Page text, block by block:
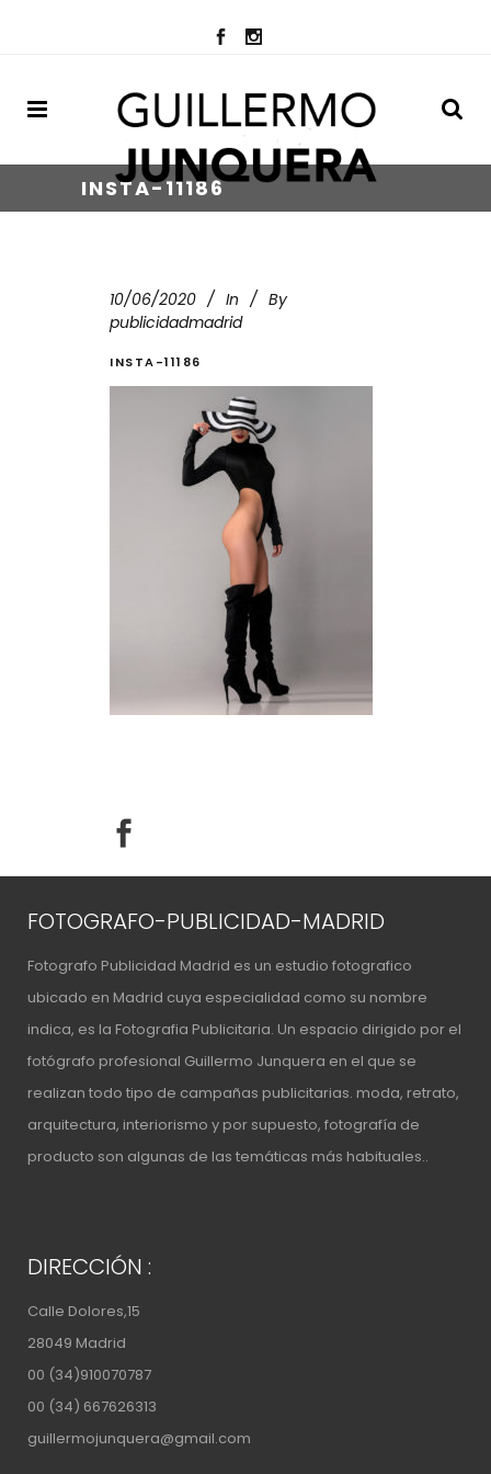
INSTA-11186
10/06/2020 In
By
publicidadmadrid
INSTA-11186
FOTOGRAFO-PUBLICIDAD-MADRID
Fotografo Publicidad Madrid es un estudio fotografico
ubicado en Madrid cuya especialidad como su nombre
indica, es la Fotografia Publicitaria. Un espacio dirigido por el
fotógrafo profesional Guillermo Junquera en el que se
realizan todo tipo de campañas publicitarias. moda, retrato,
arquitectura, interiorismo y por supuesto, fotografía de
producto son algunas de las temáticas más habituales..
DIRECCIÓN :
Calle Dolores,15
28049 Madrid
00 (34)910070787
00 (34) 667626313
guillermojunquera@gmail.com